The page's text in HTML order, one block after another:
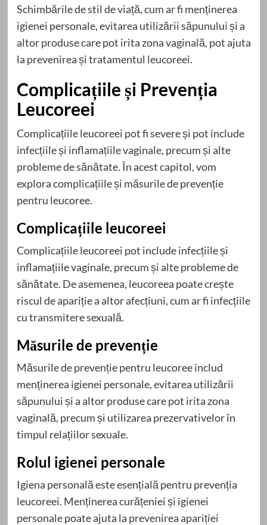
Schimbările de stil de viață, cum ar fi menținerea
igienei personale, evitarea utilizării săpunului și a
altor produse care pot irita zona vaginală, pot ajuta
la prevenirea și tratamentul leucoreei.
Complicațiile și Prevenția
Leucoreei
Complicațiile leucoreei pot fi severe și pot include
infecțiile și inflamațiile vaginale, precum și alte
probleme de sănătate. În acest capitol, vom
explora complicațiile și măsurile de prevenție
pentru leucoree.
Complicațiile leucoreei
Complicațiile leucoreei pot include infecțiile și
inflamațiile vaginale, precum și alte probleme de
sănătate. De asemenea, leucoreea poate crește
riscul de apariție a altor afecțiuni, cum ar fi infecțiile
cu transmitere sexuală.
Măsurile de prevenție
Măsurile de prevenție pentru leucoree includ
menținerea igienei personale, evitarea utilizării
săpunului și a altor produse care pot irita zona
vaginală, precum și utilizarea prezervativelor în
timpul relațiilor sexuale.
Rolul igienei personale
Igiena personală este esențială pentru prevenția
leucoreei. Menținerea curățeniei și igienei
personale poate ajuta la prevenirea apariției